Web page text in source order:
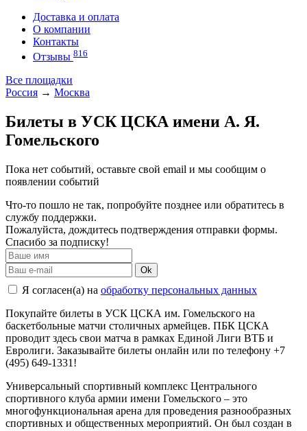
Доставка и оплата
О компании
Контакты
Отзывы 816
Все площадки
Россия → Москва
Билеты в УСК ЦСКА имени А. Я.
Гомельского
Пока нет событий, оставьте свой email и мы сообщим о
появлении событий
Что-то пошло не так, попробуйте позднее или обратитесь в
службу поддержки.
Пожалуйста, дождитесь подтверждения отправки формы.
Спасибо за подписку!
Ok
Я согласен(а) на обработку персональных данных
Покупайте билеты в УСК ЦСКА им. Гомельского на
баскетбольные матчи столичных армейцев. ПБК ЦСКА
проводит здесь свои матча в рамках Единой Лиги ВТБ и
Евролиги. Заказывайте билеты онлайн или по телефону +7
(495) 649-1331!
Универсальный спортивный комплекс Центрального
спортивного клуба армии имени Гомельского – это
многофункциональная арена для проведения разнообразных
спортивных и общественных мероприятий. Он был создан в